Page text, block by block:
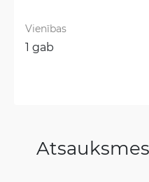
Vienības
1 gab